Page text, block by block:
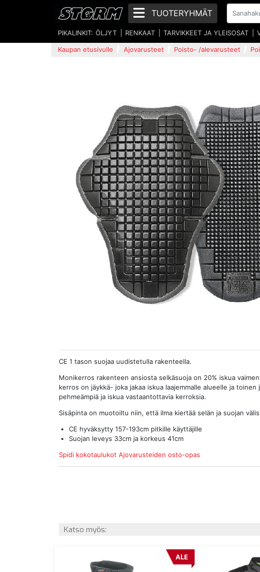
TUOTERYHMÄT
PIKALINKIT: ÖLJYT RENKAAT TARVIKKEET JA YLEISOSAT
Kaupan etusivulle Ajovarusteet Poisto- /alevarusteet
CE 1 tason suojaa uudistetulla rakenteella.
Monikerros rakenteen ansiosta selkäsuoja on 20% iskua
kerros on jäykkä- joka jakaa iskua laajemmalle alueelle ja toinen
pehmeämpiä ja iskua vastaantottavia kerroksia.
Sisäpinta on muotoiltu niin, että ilma kiertää selän ja suojan
CE hyväksytty 157-193cm pitkille käyttäjille
Suojan leveys 33cm ja korkeus 41cm
Spidi kokotaulukot Ajovarusteiden osto-opas
Katso myös:
ALE